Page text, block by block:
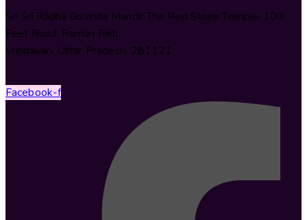
Śrī Śrī Rādhā Govinda Mandir The Red Stone Temple, 100
Feet Road, Raman Reti
Vrindavan, Uttar Pradesh, 281121
Facebook-f